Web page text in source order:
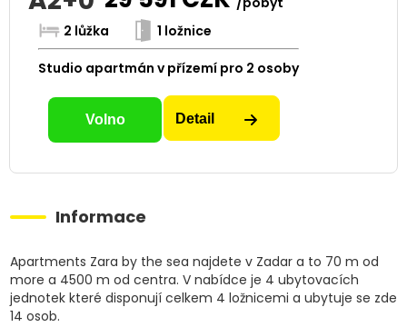
2 lůžka
1 ložnice
Studio apartmán v přízemí pro 2 osoby
Volno Detail
Informace
Apartments Zara by the sea najdete v Zadar a to 70 m od
more a 4500 m od centra. V nabídce je 4 ubytovacích
jednotek které disponují celkem 4 ložnicemi a ubytuje se zde
14 osob.